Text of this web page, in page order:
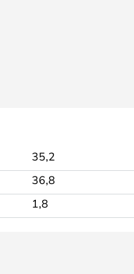
35,2
36,8
1,8